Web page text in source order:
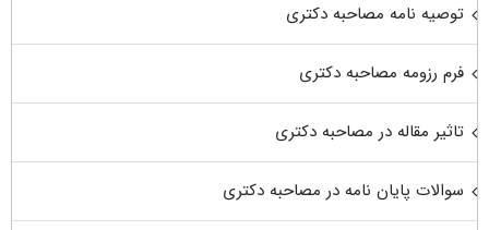
توصیه نامه مصاحبه دکتری
فرم رزومه مصاحبه دکتری
تاثیر مقاله در مصاحبه دکتری
سوالات پایان نامه در مصاحبه دکتری